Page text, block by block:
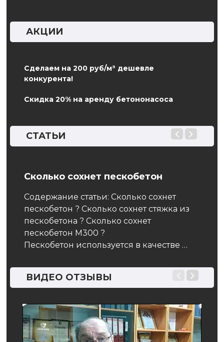
АКЦИИ
Сделаем на 200 руб/м³ дешевле
конкурента!
Скидка 20% на аренду бетононасоса
СТАТЬИ
Сколько сохнет пескобетон
Содержание статьи: Сколько сохнет
пескобетон ? Сколько сохнет стяжка из
пескобетона ? Сколько сохнет
пескобетон М300 ?
Пескобетон используется в качестве …
ВИДЕО ОТЗЫВЫ